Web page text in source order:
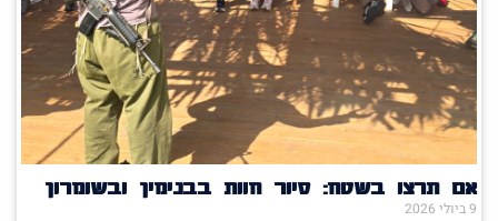
אם תרצו בשטח: סיור חוות בבנימין ובשומרון
9 ביולי 2026